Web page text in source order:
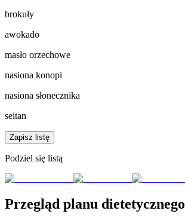
brokuły
awokado
masło orzechowe
nasiona konopi
nasiona słonecznika
seitan
Zapisz listę
Podziel się listą
Przegląd planu dietetycznego